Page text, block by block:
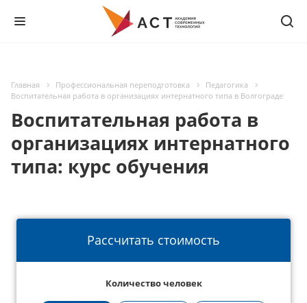
Главная Профессиональная переподготовка
Педагогика
Воспитательная работа в организациях интернатного типа в Волгограде
Воспитательная работа в
организациях интернатного
типа: курс обучения
Рассчитать стоимость
Количество человек